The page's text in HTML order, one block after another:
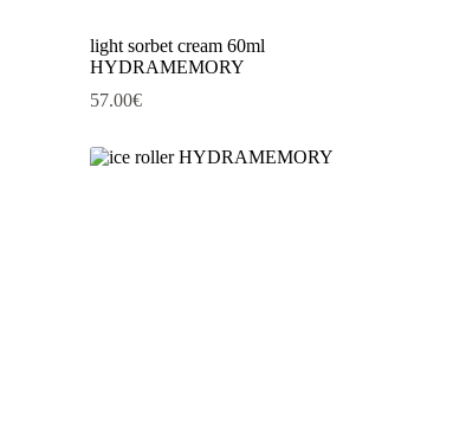
light sorbet cream 60ml
HYDRAMEMORY
57.00€